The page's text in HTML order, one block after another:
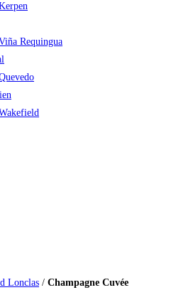
Requingua
Lonclas / Champagne Cuvée